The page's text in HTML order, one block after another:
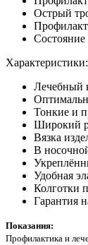
Острый
Состояние
Характеристики:
Лечебный
Тонкие и
Широкий
Вязка
В
Удобная
Колготки
Гарантия
Показания:
Профилактика и